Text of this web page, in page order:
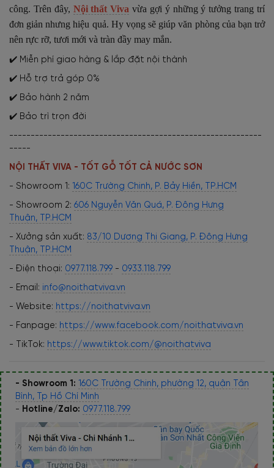
công. Trên đây, Nội thất Viva vừa gợi ý những ý tưởng trang trí
đơn giản nhưng hiệu quả. Hy vọng sẽ giúp văn phòng của bạn trở
nên rực rỡ, tươi mới và tràn đầy may mắn.
✔️ Miễn phí giao hàng & lắp đặt nội thành
✔️ Hỗ trợ trả góp 0%
✔️ Bảo hành 2 năm
✔️ Bảo trì trọn đời
-----------------------------------------------------------
-----
NỘI THẤT VIVA - TỐT GỖ TỐT CẢ NƯỚC SƠN
- Showroom 1: 160C Trường Chinh, P. Bảy Hiền, TP.HCM
- Showroom 2: 606 Nguyễn Văn Quá, P. Đông Hưng
Thuận, TP.HCM
- Xưởng sản xuất: 83/10 Dương Thị Giang, P. Đông Hưng
Thuận, TP.HCM
- Điện thoại: 0977.118.799 - 0933.118.799
- Email: info@noithatviva.vn
- Website: https://noithatviva.vn
- Fanpage: https://www.facebook.com/noithatviva.vn
- TikTok: https://www.tiktok.com/@noithatviva
- Showroom 1: 160C Trường Chinh, phường 12, quận Tân
Bình, Tp Hồ Chí Minh
- Hotline/Zalo: 0977.118.799